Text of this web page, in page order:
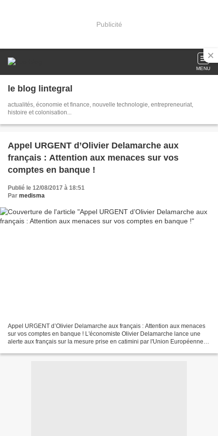
Publicité
MENU
le blog lintegral
actualités, économie et finance, nouvelle technologie, entrepreneuriat,
histoire et colonisation...
Appel URGENT d’Olivier Delamarche aux
français : Attention aux menaces sur vos
comptes en banque !
Publié le 12/08/2017 à 18:51
Par medisma
Appel URGENT d’Olivier Delamarche aux français : Attention aux menaces
sur vos comptes en banque ! L'économiste Olivier Delamarche lance une
alerte aux français sur la mesure prise en catimini par l'Union Européenne